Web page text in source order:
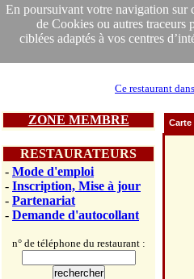
En poursuivant votre navigation sur
de Cookies ou autres traceurs
ciblées adaptés à vos centres
Ce restaurant
ZONE MEMBRE
RESTAURATEURS
- Mode d'emploi
- Inscription, Mise à jour
- Partenariat
- Demande d'autocollant
n° de téléphone du restaurant :
Carte